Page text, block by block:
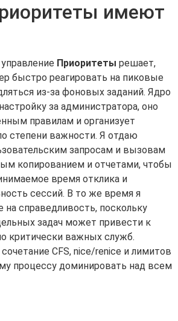
имеют
Приоритеты решает,
быстро реагировать на пиковые
из-за фоновых заданий. Ядро
за администратора, оно
правилам и организует
степени важности. Я отдаю
запросам и вызовам
копированием и отчетами, чтобы
время отклика и
сессий. В то же время я
справедливость, поскольку
задач может привести к
критически важных служб.
CFS, nice/renice и лимитов
процессу доминировать над всем